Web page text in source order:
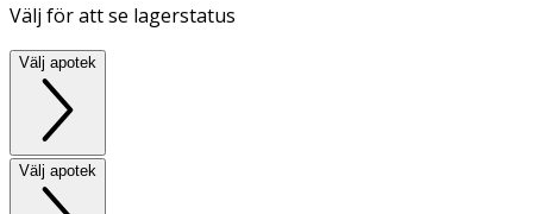
Välj för att se lagerstatus
Välj apotek
Välj apotek